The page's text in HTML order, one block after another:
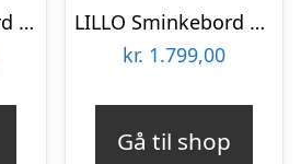
MIMO Sminkebord med spejl 85x35cm Sort
LILLO Sminkebord med spejl 105x35cm Salviegrøn
kr. 1.799,00
Gå til shop